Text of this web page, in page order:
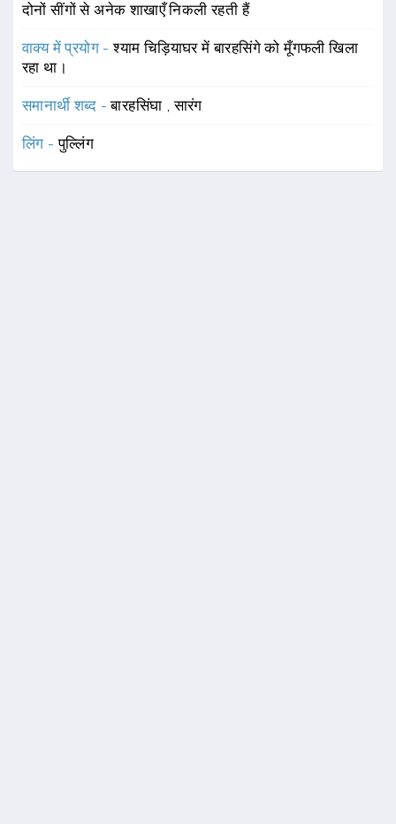
दोनों सींगों से अनेक शाखाएँ निकली रहती हैं
वाक्य में प्रयोग -श्याम चिड़ियाघर में बारहसिंगे को मूँगफली खिला
रहा था।
समानार्थी शब्द -बारहसिंघा ,सारंग
लिंग -पुल्लिंग